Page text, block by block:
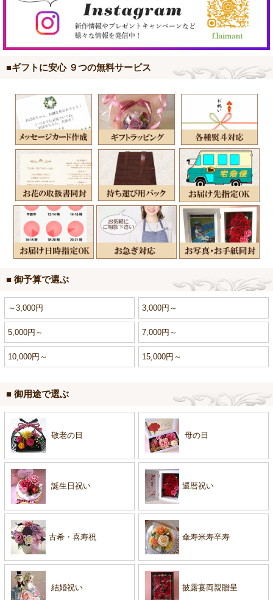
■ギフトに安心 ９つの無料サービス
■ 御予算で選ぶ
～3,000円 3,000円～
5,000円～ 7,000円～
10,000円～ 15,000円～
■ 御用途で選ぶ
敬老の日 母の日
誕生日祝い 還暦祝い
古希・喜寿祝 傘寿米寿卒寿
結婚祝い 披露宴両親贈呈